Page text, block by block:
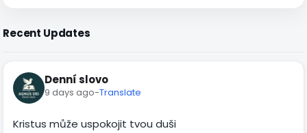
Recent Updates
Denní slovo
9 days ago-Translate
Kristus může uspokojit tvou duši